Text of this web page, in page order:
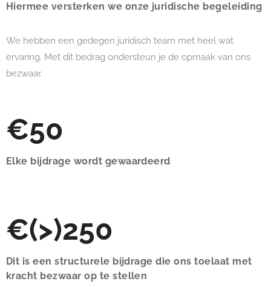
Hiermee versterken we onze juridische begeleiding
We hebben een gedegen juridisch team met heel wat
ervaring. Met dit bedrag ondersteun je de opmaak van ons
bezwaar.
€50
Elke bijdrage wordt gewaardeerd
€(>)250
Dit is een structurele bijdrage die ons toelaat met
kracht bezwaar op te stellen